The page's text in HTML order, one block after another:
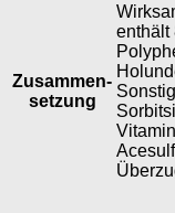
Zusammen­
setzung
enthält